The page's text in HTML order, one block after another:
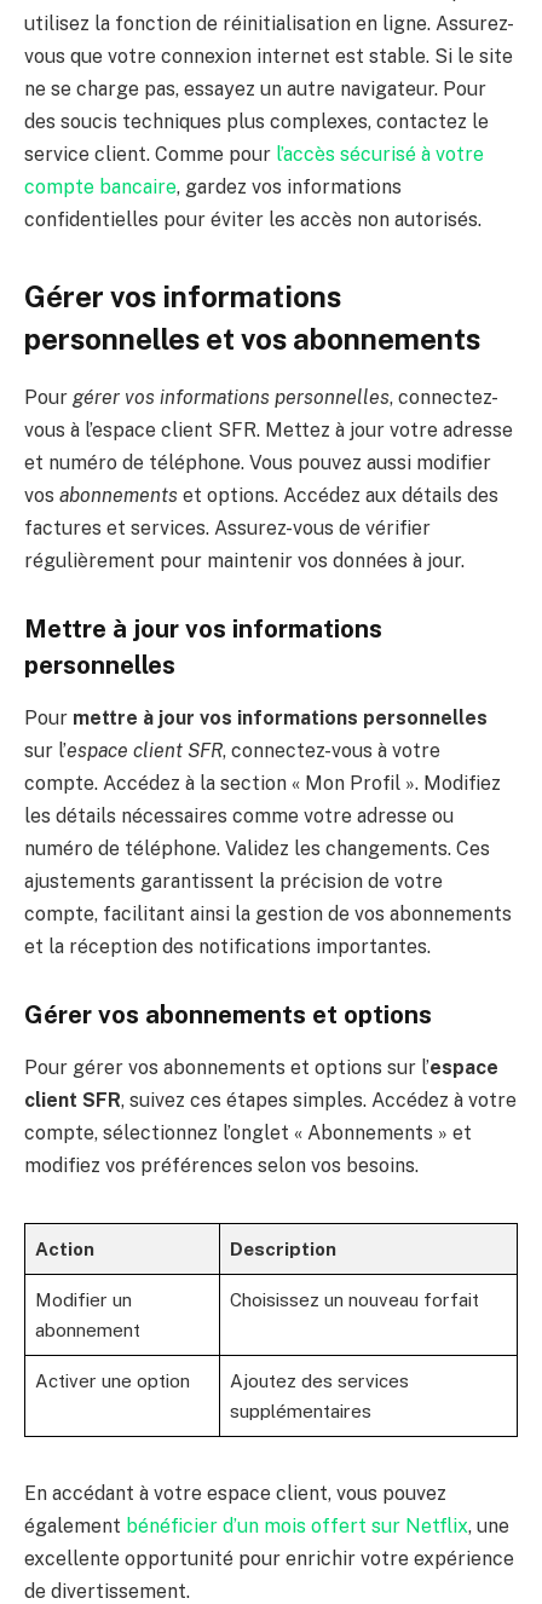
utilisez la fonction de réinitialisation en ligne. Assurez-
vous que votre connexion internet est stable. Si le site
ne se charge pas, essayez un autre navigateur. Pour
des soucis techniques plus complexes, contactez le
service client. Comme pour l’accès sécurisé à votre
compte bancaire, gardez vos informations
confidentielles pour éviter les accès non autorisés.
Gérer vos informations
personnelles et vos abonnements
Pour gérer vos informations personnelles, connectez-
vous à l’espace client SFR. Mettez à jour votre adresse
et numéro de téléphone. Vous pouvez aussi modifier
vos abonnements et options. Accédez aux détails des
factures et services. Assurez-vous de vérifier
régulièrement pour maintenir vos données à jour.
Mettre à jour vos informations
personnelles
Pour mettre à jour vos informations personnelles
sur l’espace client SFR, connectez-vous à votre
compte. Accédez à la section « Mon Profil ». Modifiez
les détails nécessaires comme votre adresse ou
numéro de téléphone. Validez les changements. Ces
ajustements garantissent la précision de votre
compte, facilitant ainsi la gestion de vos abonnements
et la réception des notifications importantes.
Gérer vos abonnements et options
Pour gérer vos abonnements et options sur l’espace
client SFR, suivez ces étapes simples. Accédez à votre
compte, sélectionnez l’onglet « Abonnements » et
modifiez vos préférences selon vos besoins.
Action Description
Modifier un
abonnement
Choisissez un nouveau forfait
Activer une option
Ajoutez des services
supplémentaires
En accédant à votre espace client, vous pouvez
également bénéficier d’un mois offert sur Netflix, une
excellente opportunité pour enrichir votre expérience
de divertissement.